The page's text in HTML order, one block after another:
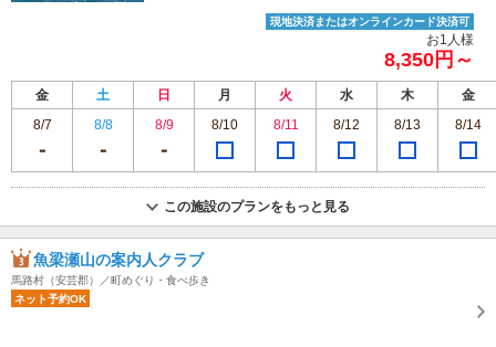
現地決済またはオンラインカード決済可
お1人様
8,350円～
金 土 日 月 火 水 木
金
8/7
8/8 8/9 8/10 8/11 8/12 8/13 8/14
この施設のプランをもっと見る
魚梁瀬山の案内人クラブ
馬路村（安芸郡）／町めぐり・食べ歩き
ネット予約OK